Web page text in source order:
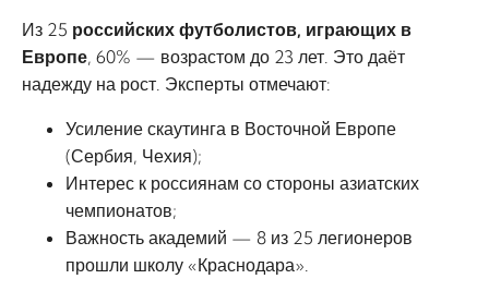
Из 25 российских футболистов, играющих в
Европе, 60% — возрастом до 23 лет. Это даёт
надежду на рост. Эксперты отмечают:
Усиление скаутинга в Восточной Европе
(Сербия, Чехия);
Интерес к россиянам со стороны азиатских
чемпионатов;
Важность академий — 8 из 25 легионеров
прошли школу «Краснодара».